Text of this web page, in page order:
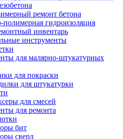
ремонт бетона
гидроизоляция
инвентарь
инструменты
для малярно-штукатурных
для покраски
для штукатурки
для смесей
для ремонта
бит
сверл